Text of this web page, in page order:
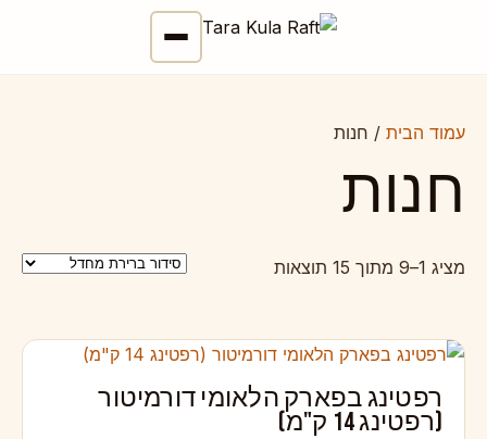
עמוד הבית / חנות
חנות
מציג 1–9 מתוך 15 תוצאות
רפטינג בפארק הלאומי דורמיטור
(רפטינג 14 ק"מ)